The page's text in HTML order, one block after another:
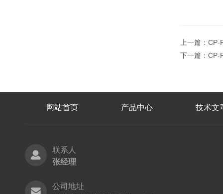
上一篇： CP-
下一篇： CP-
网站首页 产品中心 技术文
联系人
张经理
公司地址